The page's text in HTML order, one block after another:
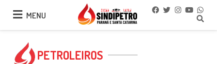
MENU
MENU
PETROLEIROS